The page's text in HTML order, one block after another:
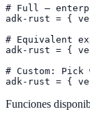
# Full —
adk-rust = {
# Equivalent
adk-rust = {
# Custom: Pick
adk-rust = {
Funciones